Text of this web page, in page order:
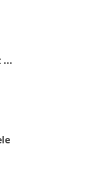
...